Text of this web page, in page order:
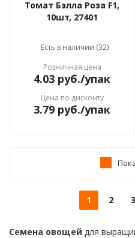
Томат Бэлла Роза F1,
10шт, 27401
Есть в наличии (32)
Розничная цена
4.03 руб./упак
Цена по дисконту
3.79 руб./упак
1 2 3
Семена овощей для